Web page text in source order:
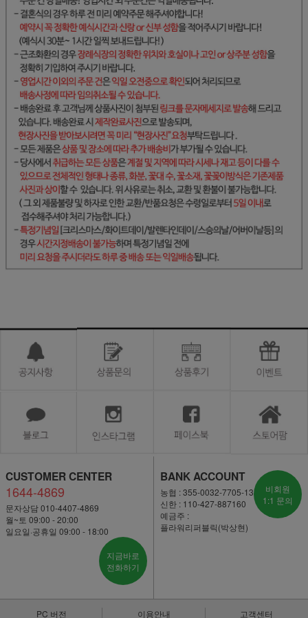
CUSTOMER CENTER
1644-4869
문자상담 010-4407-4869
월~토 09:00 - 20:00
일요일·공휴일 09:00 - 18:00
지금바로
전화하기
BANK ACCOUNT
농협 : 355-0032-7705-13
신한 : 110-427-887160
예금주 :
플라워리퍼블릭(박상현)
비회원
1:1 문의
PC 버전 이용안내 고객센터